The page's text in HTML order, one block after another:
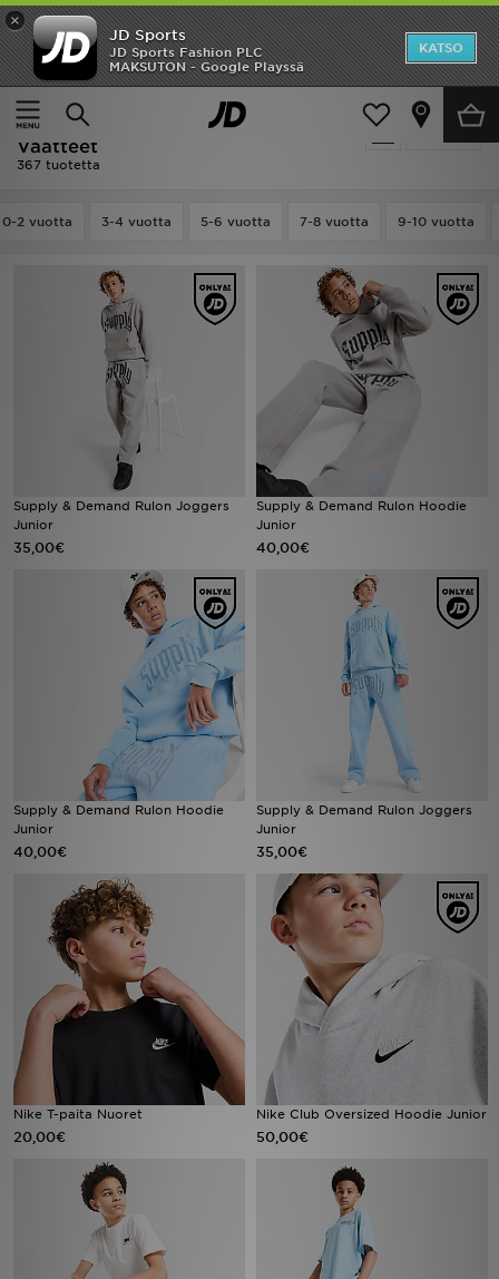
×
JD Sports
JD Sports Fashion PLC
MAKSUTON - Google Playssä
KATSO
Etusivu
Lapset
Suodata
Lapset - Only Show Exclusive Items -
Vaatteet
367 tuotetta
0-2 vuotta 3-4 vuotta 5-6 vuotta 7-8 vuotta 9-10 vuotta
Supply & Demand Rulon Joggers
Junior
35,00€
Supply & Demand Rulon Hoodie
Junior
40,00€
Supply & Demand Rulon Hoodie
Junior
40,00€
Supply & Demand Rulon Joggers
Junior
35,00€
Nike T-paita Nuoret
20,00€
Nike Club Oversized Hoodie Junior
50,00€
Etusivu
Ale
Uutuudet
Jalkapallo
Urheilu
Lataa JD-sovellus
Asiakaspalvelu ja tietoa